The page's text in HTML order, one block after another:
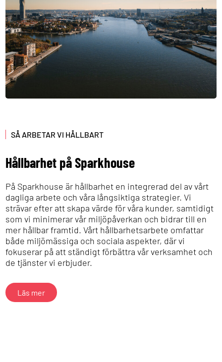
SÅ ARBETAR VI HÅLLBART
Hållbarhet på Sparkhouse
På Sparkhouse är hållbarhet en integrerad del av vårt
dagliga arbete och våra långsiktiga strategier. Vi
strävar efter att skapa värde för våra kunder, samtidigt
som vi minimerar vår miljöpåverkan och bidrar till en
mer hållbar framtid. Vårt hållbarhetsarbete omfattar
både miljömässiga och sociala aspekter, där vi
fokuserar på att ständigt förbättra vår verksamhet och
de tjänster vi erbjuder.
Läs mer